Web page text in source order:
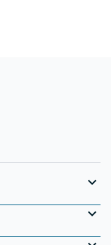
expand_more
expand_more